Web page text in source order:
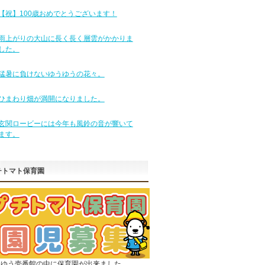
祝】100歳おめでとうございます！
上がりの大山に長く長く層雲がかかりま
た。
暑に負けないゆうゆうの花々。
まわり畑が満開になりました。
関ロービーには今年も風鈴の音が響いて
す。
トマト保育園